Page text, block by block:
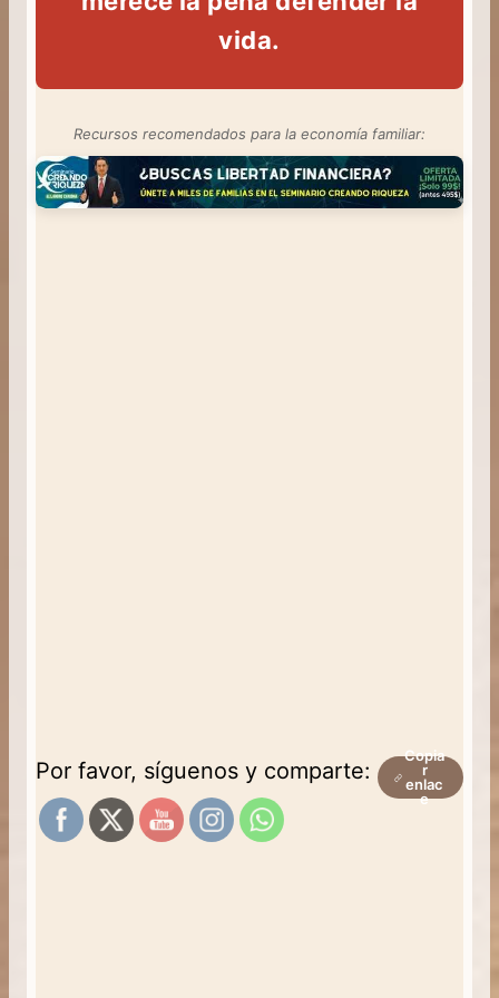
vida.
Recursos recomendados para la economía familiar:
Por favor, síguenos y comparte:
Copia
r
enlac
e